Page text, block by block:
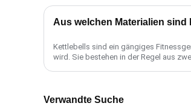
Kettlebells sind ein gängiges
wird. Sie bestehen in der Regel aus
Verwandte Suche